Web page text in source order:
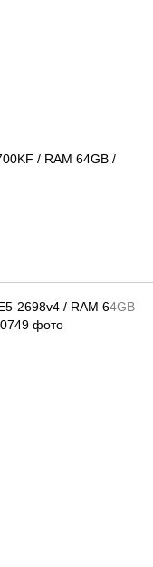
/ RAM 64GB /